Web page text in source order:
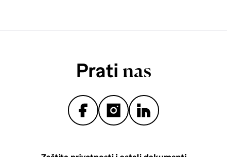
Prati nas